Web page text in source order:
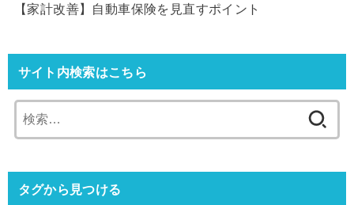
【家計改善】自動車保険を見直すポイント
サイト内検索はこちら
索:
タグから見つける